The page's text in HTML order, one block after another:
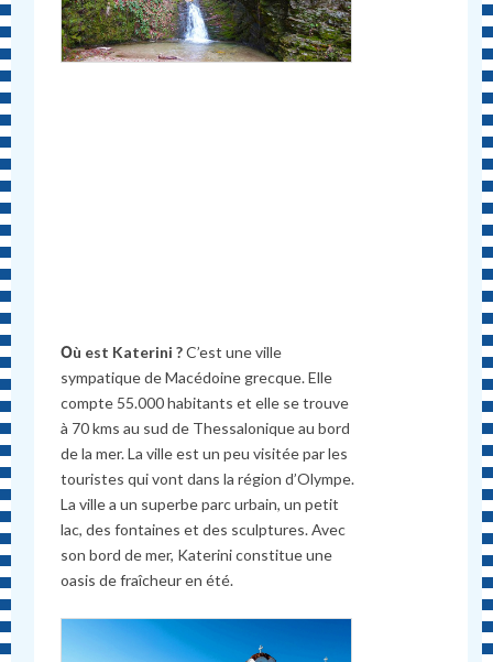
Οù est Katerini ?C’est une ville
sympatique de Macédoine grecque. Elle
compte 55.000 habitants et elle se trouve
à 70 kms au sud de Thessalonique au bord
de la mer. La ville est un peu visitée par les
touristes qui vont dans la région d’Olympe.
La ville a un superbe parc urbain, un petit
lac, des fontaines et des sculptures. Avec
son bord de mer, Katerini constitue une
oasis de fraîcheur en été.